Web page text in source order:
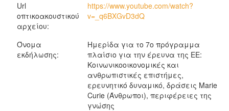
Url
οπτικοακουστικού
αρχείου:
https://www.youtube.com/watch?
v=_q6BXGvD3dQ
Όνομα
εκδήλωσης:
Ημερίδα για το 7ο πρόγραμμα
πλαίσιο για την έρευνα της ΕΕ:
Κοινωνικοοικονομικές και
ανθρωπιστικές επιστήμες,
ερευνητικό δυναμικό, δράσεις Marie
Curie (Άνθρωποι), περιφέρειες της
γνώσης